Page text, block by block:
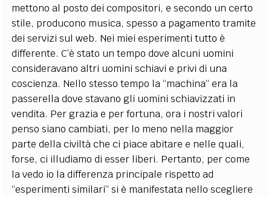
mettono al posto dei compositori, e secondo un certo
stile, producono musica, spesso a pagamento tramite
dei servizi sul web. Nei miei esperimenti tutto è
differente. C’è stato un tempo dove alcuni uomini
consideravano altri uomini schiavi e privi di una
coscienza. Nello stesso tempo la “machina” era la
passerella dove stavano gli uomini schiavizzati in
vendita. Per grazia e per fortuna, ora i nostri valori
penso siano cambiati, per lo meno nella maggior
parte della civiltà che ci piace abitare e nelle quali,
forse, ci illudiamo di esser liberi. Pertanto, per come
la vedo io la differenza principale rispetto ad
“esperimenti similari” si è manifestata nello scegliere